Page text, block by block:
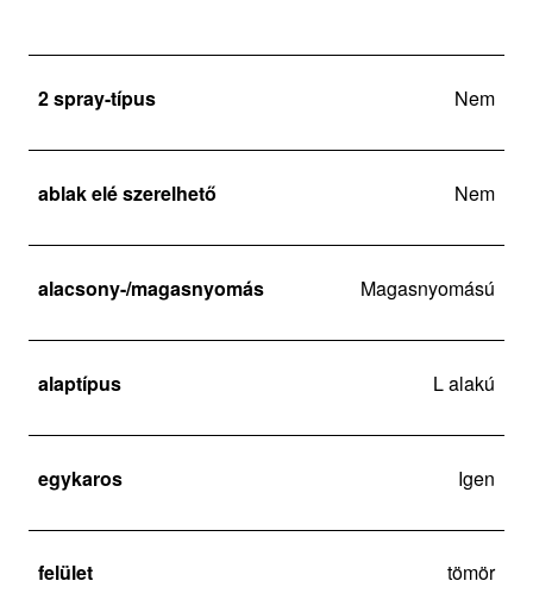
2 spray-típus Nem
ablak elé szerelhető Nem
alacsony-/magasnyomás Magasnyomású
alaptípus L alakú
egykaros Igen
felület tömör